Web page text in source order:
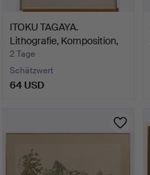
ITOKU TAGAYA.
Lithografie, Komposition,
nu…
2 Tage
Schätzwert
64 USD